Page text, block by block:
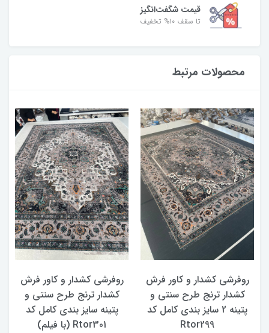
قیمت شگفت‌انگیز
تا سقف ۱۰% تخفیف
محصولات مرتبط
روفرشی کشدار و کاور فرش
کشدار ترنج طرح سنتی و
پتینه 2 سایز بندی کامل کد
Rtor299
روفرشی کشدار و کاور فرش
کشدار ترنج طرح سنتی و
پتینه سایز بندی کامل کد
Rtor301 (با فیلم)